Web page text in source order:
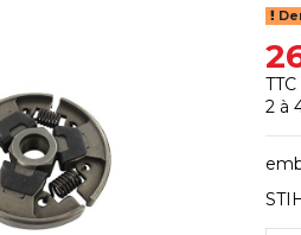
TTC
2 à